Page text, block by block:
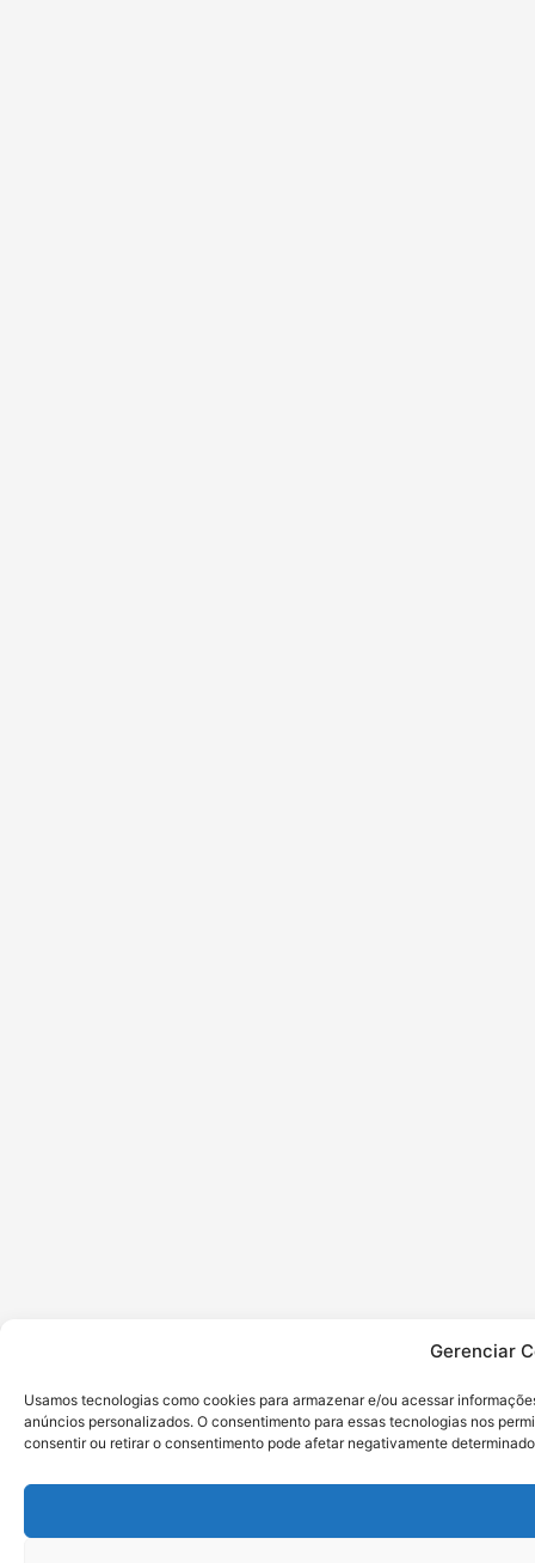
Gerenciar
Usamos tecnologias como cookies para armazenar e/ou acessar
anúncios personalizados. O consentimento para essas tecnologias nos
consentir ou retirar o consentimento pode afetar negativamente